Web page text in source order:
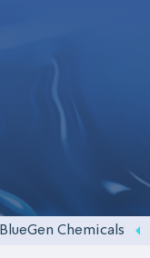
BlueGen Chemicals